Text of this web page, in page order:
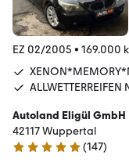
EZ 02/2005 • 169.000
ALLWETTERREIFEN
Autoland Eligül GmbH
42117 Wuppertal
4.9 Sterne
(147)